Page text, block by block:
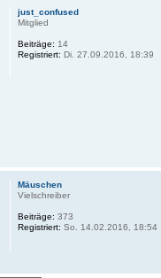
just_confused
Mitglied
Beiträge: 14
Registriert: Di. 27.09.2016, 18:39
Mäuschen
Vielschreiber
Beiträge: 373
Registriert: So. 14.02.2016, 18:54